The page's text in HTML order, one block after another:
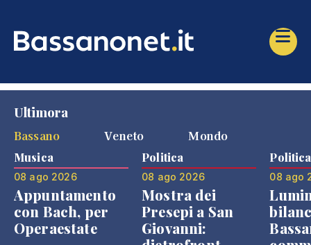
Ultimora
Bassano
Veneto Mondo
Musica
08 ago 2026
Appuntamento
con Bach, per
Operaestate
Politica
08 ago 2026
Mostra dei
Presepi a San
Giovanni:
Politica
08 ago